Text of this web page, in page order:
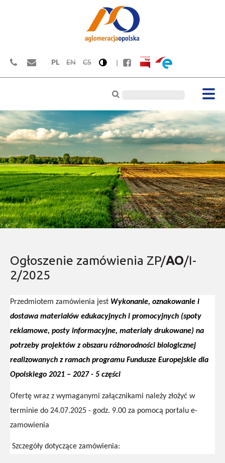
PL EN CS
Ogłoszenie zamówienia ZP/AO/I-
2/2025
Przedmiotem zamówienia jest Wykonanie, oznakowanie i
dostawa materiałów edukacyjnych i promocyjnych (spoty
reklamowe, posty informacyjne, materiały drukowane) na
potrzeby projektów z obszaru różnorodności biologicznej
realizowanych z ramach programu Fundusze Europejskie dla
Opolskiego 2021 – 2027 - 5 części
Ofertę wraz z wymaganymi załącznikami należy złożyć w
terminie do 24.07.2025 - godz. 9.00 za pomocą portalu e-
zamowienia
Szczegóły dotyczące zamówienia: